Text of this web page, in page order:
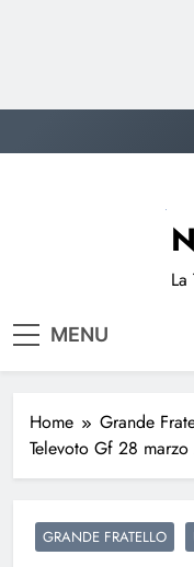
to
La
MENU
Home
Grande
Televoto Gf 28
GRANDE FRATELLO